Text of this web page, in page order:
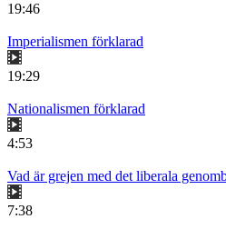
19:46
Imperialismen förklarad
19:29
Nationalismen förklarad
4:53
Vad är grejen med det liberala
7:38